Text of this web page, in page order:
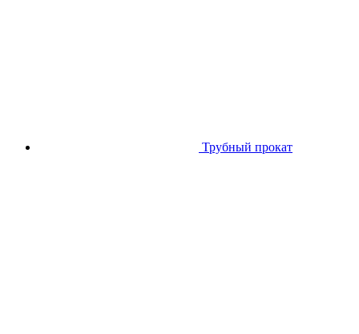
Трубный прокат